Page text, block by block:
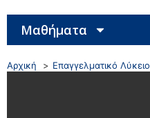
Μαθήματα
Αρχική Επαγγελματικό Λύκειο